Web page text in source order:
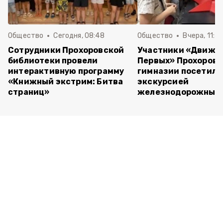
Общество Сегодня, 08:48
Сотрудники Прохоровской
библиотеки провели
интерактивную программу
«Книжный экстрим: Битва
страниц»
Общество Вчера,
Участники
Первых»
гимназии
экскурсией
железнодорожный